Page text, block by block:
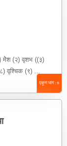
मेेश (२) वृशभ ((३)
वृश्चिक (९) ...
एकूण भाग : 6